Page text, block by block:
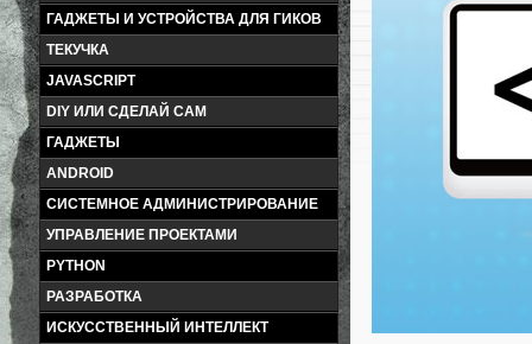
ГАДЖЕТЫ И УСТРОЙСТВА ДЛЯ ГИКОВ
ТЕКУЧКА
JAVASCRIPT
DIY ИЛИ СДЕЛАЙ САМ
ГАДЖЕТЫ
ANDROID
СИСТЕМНОЕ АДМИНИСТРИРОВАНИЕ
УПРАВЛЕНИЕ ПРОЕКТАМИ
PYTHON
РАЗРАБОТКА
ИСКУССТВЕННЫЙ ИНТЕЛЛЕКТ